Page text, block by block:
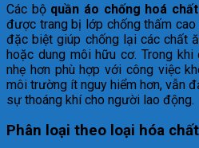
Các bộ quần áo chống hoá chất
được trang bị lớp chống thấm
đặc biệt giúp chống lại các chất
hoặc dung môi hữu cơ. Trong
nhẹ hơn phù hợp với công việc
môi trường ít nguy hiểm hơn, vẫn
sự thoáng khí cho người lao động.
Phân loại theo loại hóa chất